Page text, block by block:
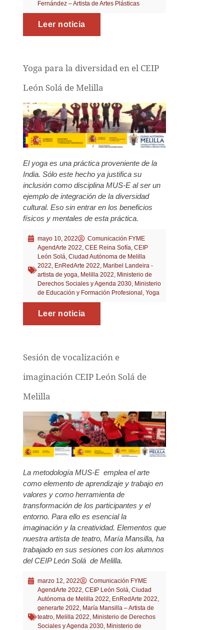
Fernández – Artista de Artes Plásticas
Leer noticia
Yoga para la diversidad en el CEIP
León Solá de Melilla
El yoga es una práctica proveniente de la
India. Sólo este hecho ya justifica su
inclusión como disciplina MUS-E al ser un
ejemplo de integración de la diversidad
cultural. Eso sin entrar en los beneficios
físicos y mentales de esta práctica.
mayo 10, 2022
Comunicación FYME
AgendArte 2022, CEE Reina Sofía, CEIP
León Solá, Ciudad Autónoma de Melilla
2022, EnRedArte 2022, Maribel Landeira -
artista de yoga, Melilla 2022, Ministerio de
Derechos Sociales y Agenda 2030, Ministerio
de Educación y Formación Profesional , Yoga
Leer noticia
Sesión de vocalización e
imaginación CEIP León Solá de
Melilla
La metodología MUS-E emplea el arte
como elemento de aprendizaje y trabajo en
valores y como herramienta de
transformación de los participantes y el
entorno. Para ello es esencial la
imaginación y la creatividad. Elementos que
nuestra artista de teatro, María Mansilla, ha
trabajado en sus sesiones con los alumnos
del CEIP León Solá de Melilla.
marzo 12, 2022
Comunicación FYME
AgendArte 2022, CEIP León Solá, Ciudad
Autónoma de Melilla 2022, EnRedArte 2022,
generarte 2022, María Mansilla – Artista de
teatro, Melilla 2022, Ministerio de Derechos
Sociales y Agenda 2030, Ministerio de